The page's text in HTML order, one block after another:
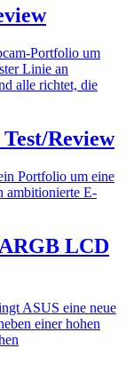
Portfolio um
Linie an
alle richtet, die
Review
Portfolio um eine
ambitionierte E-
LCD
ASUS eine neue
einer hohen